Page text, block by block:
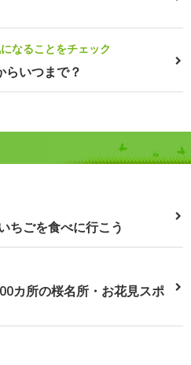
なることをチェック
いつまで？
ちごを食べに行こう
カ所の桜名所・お花見スポ